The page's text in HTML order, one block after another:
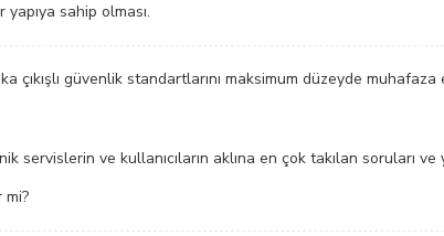
sahip olması.
çıkışlı güvenlik standartlarını maksimum düzeyde muhafaza
servislerin ve kullanıcıların aklına en çok takılan soruları ve
mi?